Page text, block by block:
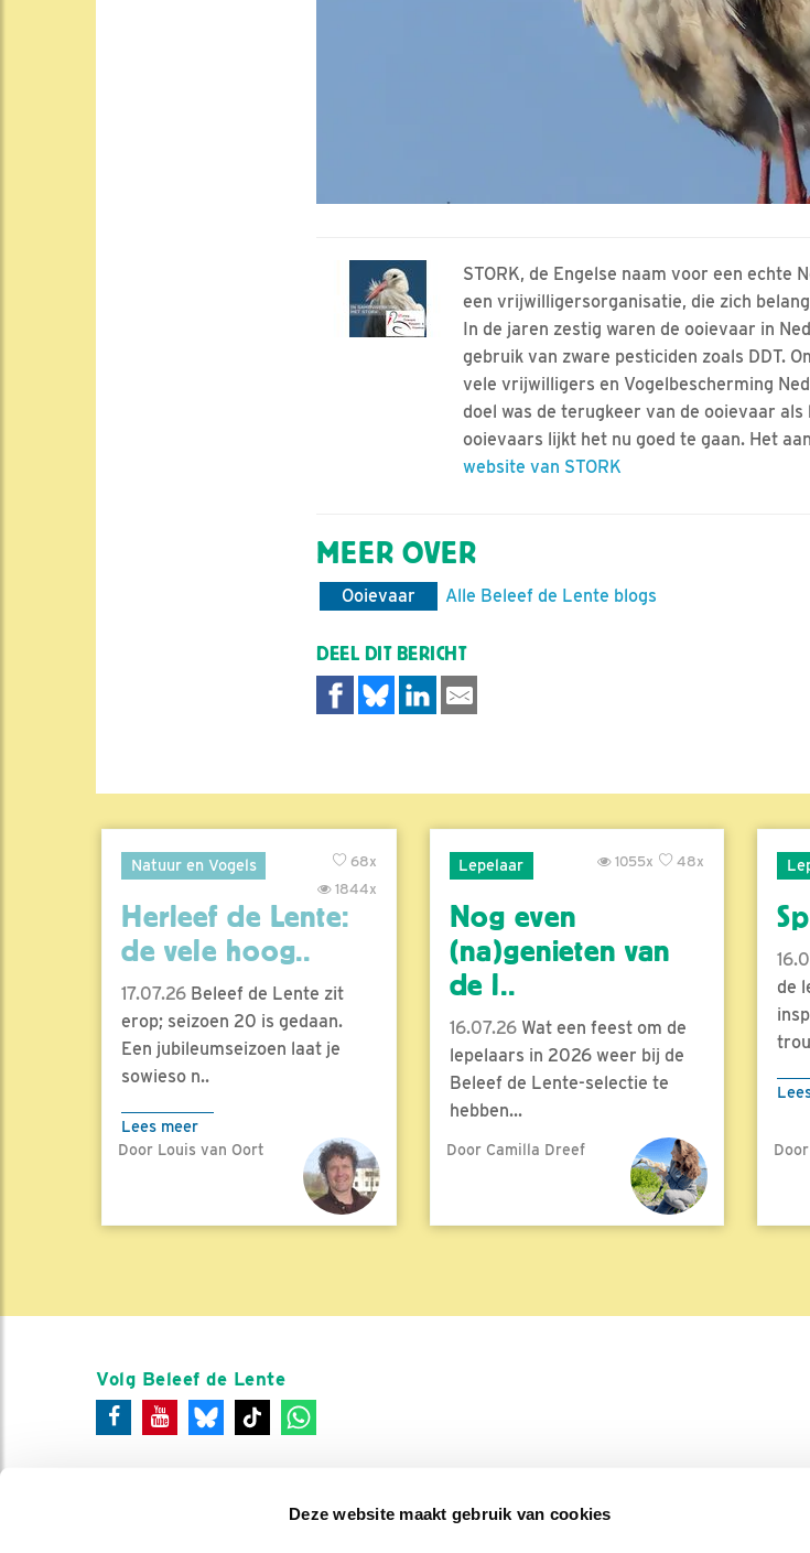
Deze website maakt gebruik van cookies
STORK, de Engelse naam voor een echte
een vrijwilligersorganisatie, die zich
In de jaren zestig waren de ooievaar in
gebruik van zware pesticiden zoals DDT.
vele vrijwilligers en Vogelbescherming
doel was de terugkeer van de ooievaar
ooievaars lijkt het nu goed te gaan. Het
website van STORK
MEER OVER
Ooievaar Alle Beleef de Lente blogs
DEEL DIT BERICHT
Natuur en Vogels
68x
1844x
Herleef de Lente:
de vele hoog..
17.07.26 Beleef de Lente zit
erop; seizoen 20 is gedaan.
Een jubileumseizoen laat je
sowieso n..
Lees meer
Door Louis van Oort
Lepelaar 48x
1055x
Nog even
(na)genieten van
de l..
16.07.26Wat een feest om de
lepelaars in 2026 weer bij de
Beleef de Lente-selectie te
hebben...
Lees meer
Door Camilla Dreef
de
Volg Beleef de Lente